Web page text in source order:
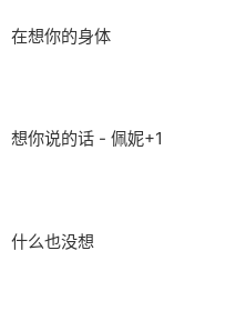
在想你的身体
想你说的话 - 佩妮+1
什么也没想